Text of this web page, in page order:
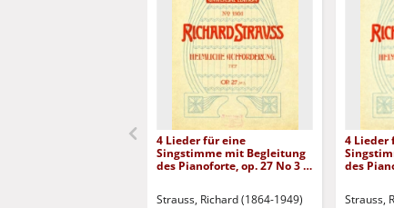
4 Lieder für eine
Singstimme mit Begleitung
des Pianoforte, op. 27 No 3 -
Strauss, Richard (1864-1949)
4 Lieder
des
Strauss,